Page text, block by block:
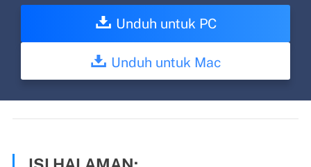
Unduh untuk PC
Unduh untuk Mac